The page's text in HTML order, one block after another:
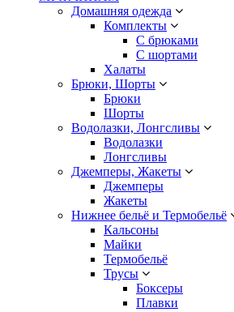
Домашняя одежда
Комплекты
С брюками
С шортами
Халаты
Брюки, Шорты
Брюки
Шорты
Водолазки, Лонгсливы
Водолазки
Лонгсливы
Джемперы, Жакеты
Джемперы
Жакеты
Нижнее бельё и Термобельё
Кальсоны
Майки
Термобельё
Трусы
Боксеры
Плавки